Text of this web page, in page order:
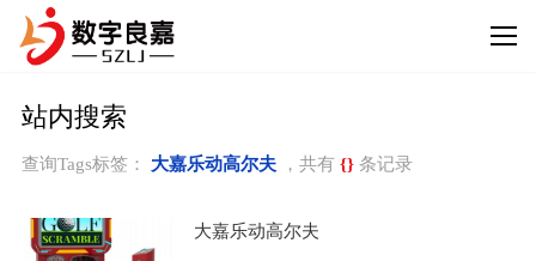
站内搜索
查询Tags标签： 大嘉乐动高尔夫，共有 {}条记录
大嘉乐动高尔夫